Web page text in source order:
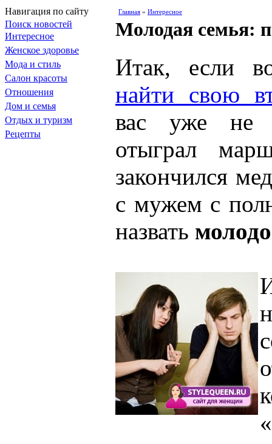
Навигация по сайту
Поиск новостей
Интересное
Женское здоровье
Мода и стиль
Салон красоты
Отношения
Дом и семья
Отдых и туризм
Рецепты
Главная » Интересное
Молодая семья:
Итак, если
найти свою
вас уже не
отыграл
закончился
с мужем с
назвать